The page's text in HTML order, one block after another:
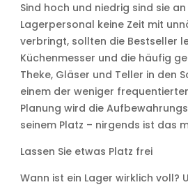
Sind hoch und niedrig sind sie
Lagerpersonal keine Zeit mit
verbringt, sollten die Bestseller
Küchenmesser und die häufig
Theke, Gläser und Teller in den
einem der weniger
Planung wird die
seinem Platz – nirgends ist das
Lassen Sie etwas Platz frei
Wann ist ein Lager wirklich voll?